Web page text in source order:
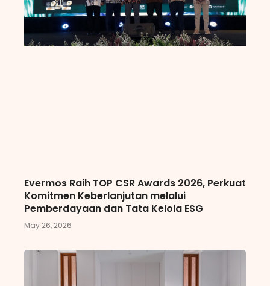
Evermos Raih TOP CSR Awards 2026, Perkuat
Komitmen Keberlanjutan melalui
Pemberdayaan dan Tata Kelola ESG
May 26, 2026